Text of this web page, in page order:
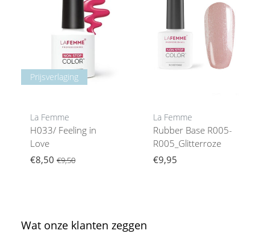
Prijsverlaging
La Femme
H033/ Feeling in
Love
€8,50 €9,50
La Femme
Rubber Base R005-
R005_Glitterroze
€9,95
Wat onze klanten zeggen